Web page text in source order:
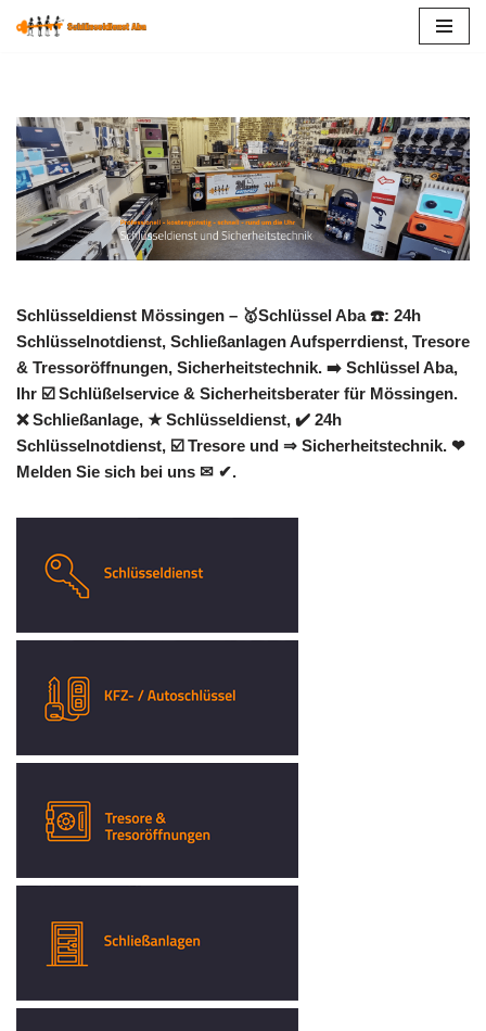
Schlüsseldienst Mössingen – 🥇Schlüssel Aba ☎️: 24h
Schlüsselnotdienst, Schließanlagen Aufsperrdienst, Tresore
& Tressoröffnungen, Sicherheitstechnik. ➡️ Schlüssel Aba,
Ihr ☑️ Schlüßelservice & Sicherheitsberater für Mössingen.
❌ Schließanlage, ★ Schlüsseldienst, ✔️ 24h
Schlüsselnotdienst, ☑️ Tresore und ⇒ Sicherheitstechnik. ❤
Melden Sie sich bei uns ✉ ✔.